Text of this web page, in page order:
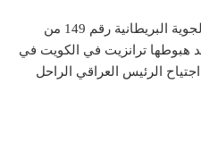
وجرى إنزال ركاب رحلة الخطوط الجوية البريطانية رقم 149 من
هبوطها ترانزيت في الكويت في
من اجتياح الرئيس العراقي الراحل